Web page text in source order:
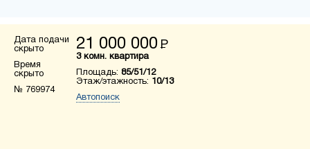
Дата подачи
скрыто
Время
скрыто
№ 769974
21 000 000 Р
3 комн. квартира
Площадь: 85/51/12
Этаж/этажность: 10/13
Автопоиск